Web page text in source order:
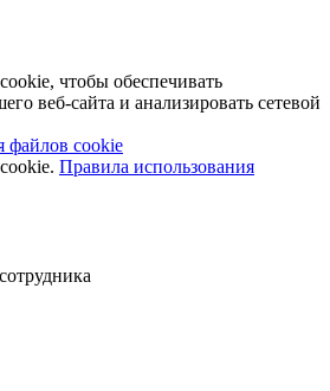
чтобы обеспечивать
веб-сайта и анализировать сетевой
файлов cookie
Правила использования